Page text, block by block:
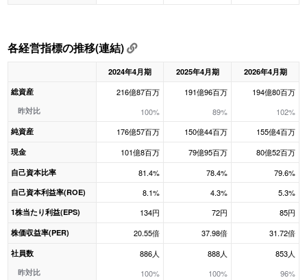
各経営指標の推移(連結)
2024年4月期 2025年4月期
2026年4月期
総資産
昨対比
216億87百万
100%
191億96百万
89%
194億80百万
102%
純資産 176億57百万 150億44百万 155億4百万
現金 101億8百万 79億95百万 80億52百万
自己資本比率 81.4% 78.4% 79.6%
自己資本利益率(ROE) 8.1% 4.3% 5.3%
1株当たり利益(EPS) 134円 72円 85円
株価収益率(PER) 20.55倍 37.98倍 31.72倍
社員数
昨対比
886人
100%
888人
100%
853人
96%